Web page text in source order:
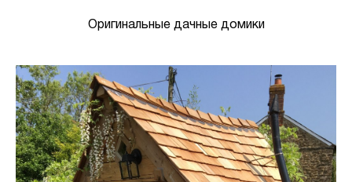
Оригинальные дачные домики